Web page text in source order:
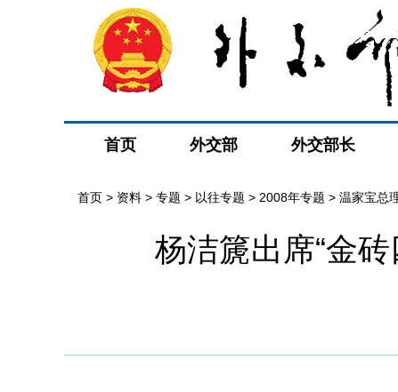
首页 外交部 外交部长
首页 > 资料 > 专题 > 以往专题 > 2008年专题 > 温家宝总
杨洁篪出席“金